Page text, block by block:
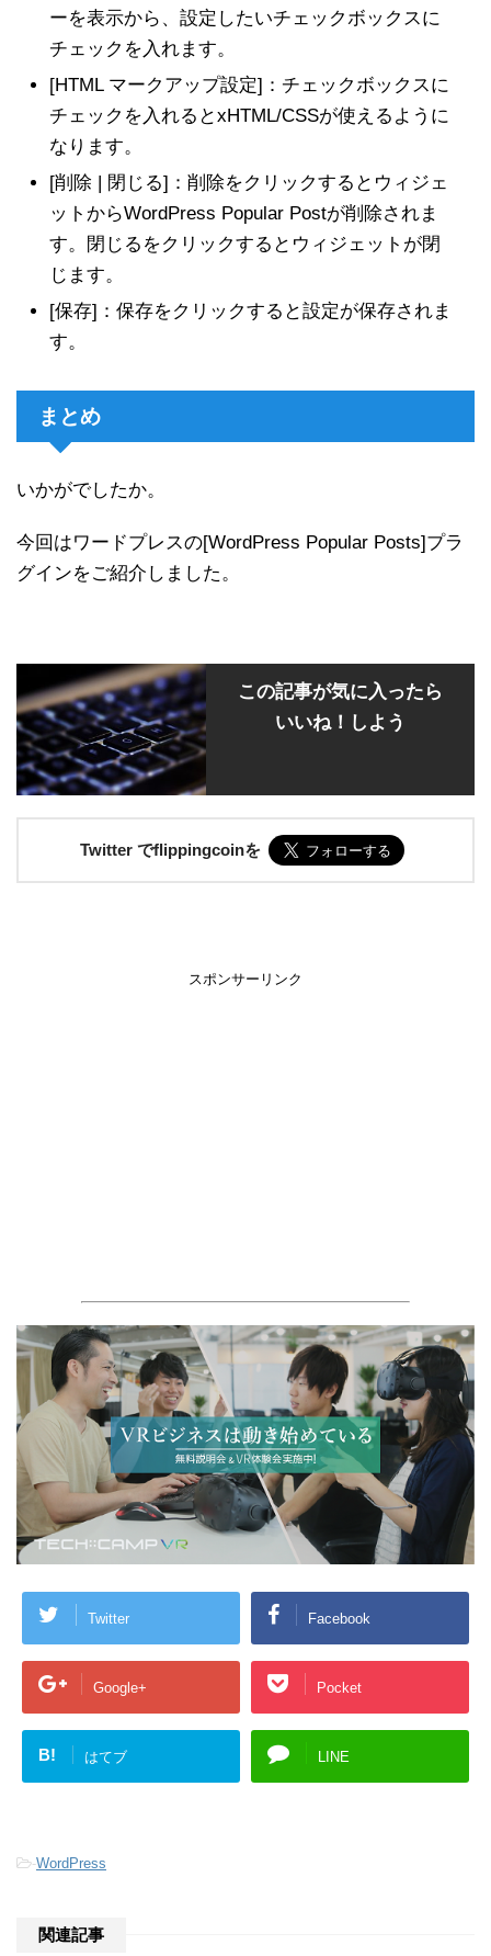
ーを表示から、設定したいチェックボックスに
チェックを入れます。
[HTML マークアップ設定]：チェックボックスに
チェックを入れるとxHTML/CSSが使えるように
なります。
[削除 | 閉じる]：削除をクリックするとウィジェ
ットからWordPress Popular Postが削除されま
す。閉じるをクリックするとウィジェットが閉
じます。
[保存]：保存をクリックすると設定が保存されま
す。
まとめ
いかがでしたか。
今回はワードプレスの[WordPress Popular Posts]プラ
グインをご紹介しました。
この記事が気に入ったら
いいね！しよう
Twitter でflippingcoinを
スポンサーリンク
Twitter Facebook
Google+ Pocket
B! はてブ LINE
-WordPress
関連記事